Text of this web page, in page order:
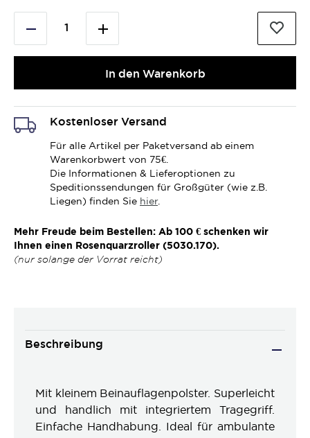
In den Warenkorb
Kostenloser Versand
Für alle Artikel per Paketversand ab einem
Warenkorbwert von 75€.
Die Informationen & Lieferoptionen zu
Speditionssendungen für Großgüter (wie z.B.
Liegen) finden Sie hier.
Mehr Freude beim Bestellen: Ab 100 € schenken wir
Ihnen einen Rosenquarzroller (5030.170).
(nur solange der Vorrat reicht)
Beschreibung
Mit kleinem Beinauflagenpolster. Superleicht
und handlich mit integriertem Tragegriff.
Einfache Handhabung. Ideal für ambulante